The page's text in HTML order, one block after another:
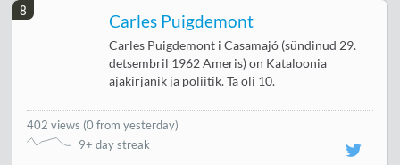
8
Carles Puigdemont
Carles Puigdemont i Casamajó (sündinud 29.
detsembril 1962 Ameris) on Kataloonia
ajakirjanik ja poliitik. Ta oli 10.
402 views (0 from yesterday)
9+ day streak